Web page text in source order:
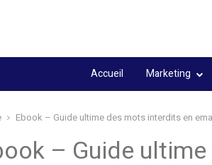
Accueil Marketing
Ebook – Guide ultime des mots interdits en
– Guide